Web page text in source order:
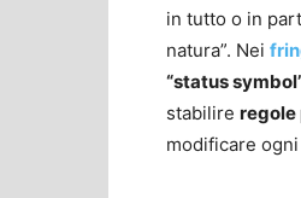
in tutto o in
natura”. Nei
“status
stabilire regole
modificare